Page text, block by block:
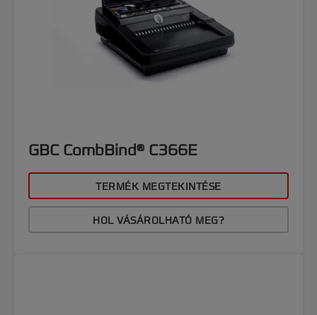
GBC CombBind® C366E
TERMÉK MEGTEKINTÉSE
HOL VÁSÁROLHATÓ MEG?